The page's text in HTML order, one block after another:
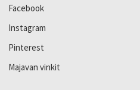
Facebook
Instagram
Pinterest
Majavan vinkit